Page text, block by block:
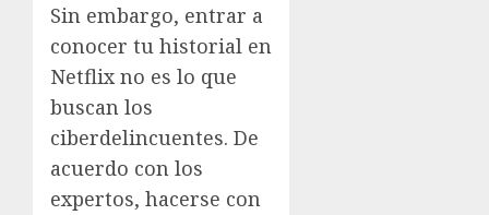
Sin embargo, entrar a
conocer tu historial en
Netflix no es lo que
buscan los
ciberdelincuentes. De
acuerdo con los
expertos, hacerse con